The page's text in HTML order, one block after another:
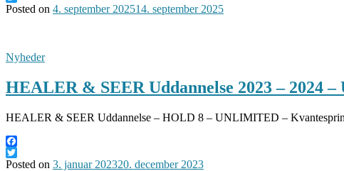
Twitter
Posted on 4. september 202514. september 2025
Nyheder
HEALER & SEER Uddannelse 2023 –
HEALER & SEER Uddannelse – HOLD 8 – UNLIMITED –
Facebook
Twitter
Posted on 3. januar 202320. december 2023